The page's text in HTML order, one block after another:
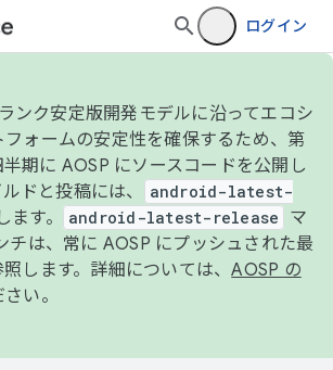
ログイン
ンク安定版開発モデルに沿ってエコシ
フォームの安定性を確保するため、第
期に AOSP にソースコードを公開し
ドと投稿には、
android-latest-
ます。 android-latest-release
マ
チは、常に AOSP にプッシュされた最
します。詳細については、AOSP の
い。